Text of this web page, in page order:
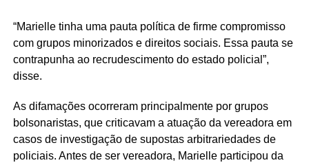
“Marielle tinha uma pauta política de firme compromisso
com grupos minorizados e direitos sociais. Essa pauta se
contrapunha ao recrudescimento do estado policial”,
disse.
As difamações ocorreram principalmente por grupos
bolsonaristas, que criticavam a atuação da vereadora em
casos de investigação de supostas arbitrariedades de
policiais. Antes de ser vereadora, Marielle participou da